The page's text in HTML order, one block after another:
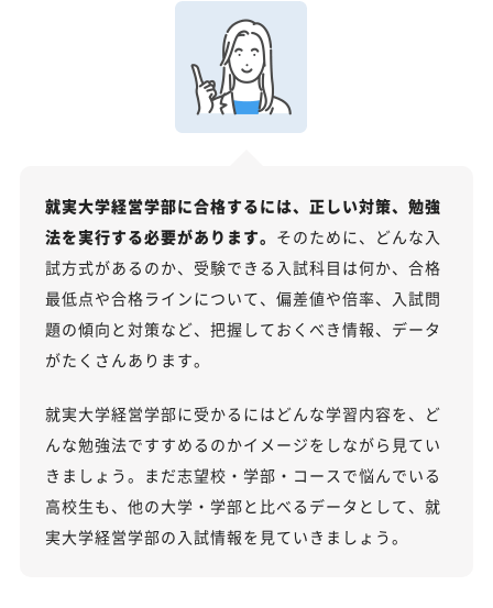
就実大学経営学部に合格するには、正しい対策、勉強
法を実行する必要があります。 そのために、どんな入
試方式があるのか、受験できる入試科目は何か、合格
最低点や合格ラインについて、偏差値や倍率、入試問
題の傾向と対策など、把握しておくべき情報、データ
がたくさんあります。
就実大学経営学部に受かるにはどんな学習内容を、ど
んな勉強法ですすめるのかイメージをしながら見てい
きましょう。まだ志望校・学部・コースで悩んでいる
高校生も、他の大学・学部と比べるデータとして、就
実大学経営学部の入試情報を見ていきましょう。